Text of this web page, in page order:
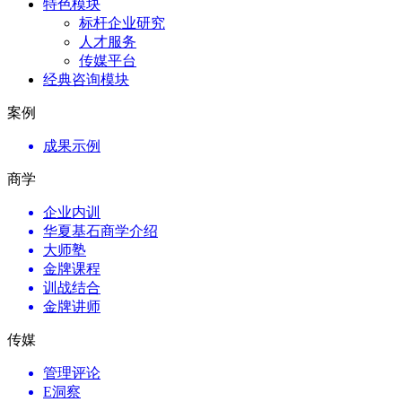
特色模块
标杆企业研究
人才服务
传媒平台
经典咨询模块
案例
成果示例
商学
企业内训
华夏基石商学介绍
大师塾
金牌课程
训战结合
金牌讲师
传媒
管理评论
E洞察